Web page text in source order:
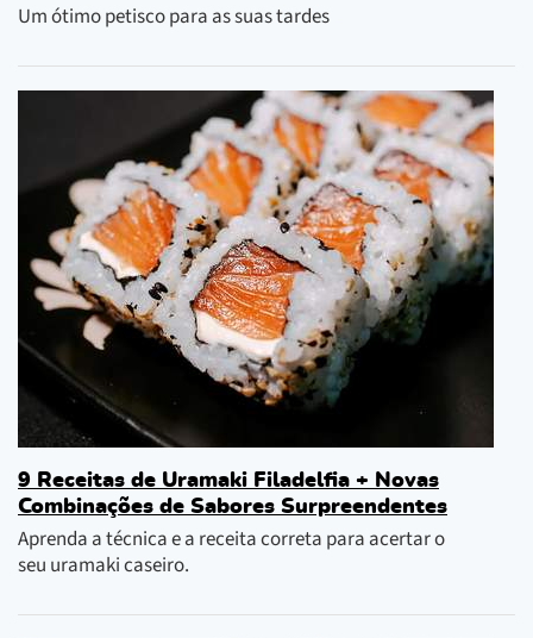
Um ótimo petisco para as suas tardes
9 Receitas de Uramaki Filadelfia + Novas
Combinações de Sabores Surpreendentes
Aprenda a técnica e a receita correta para acertar o
seu uramaki caseiro.